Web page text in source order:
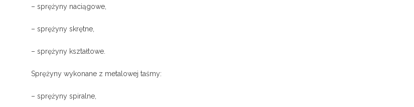
– sprężyny naciągowe,
– sprężyny skrętne,
– sprężyny kształtowe.
Sprężyny wykonane z metalowej taśmy:
– sprężyny spiralne,